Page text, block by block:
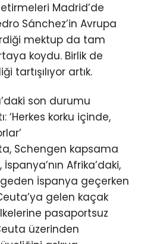
Madrid’de
Sánchez’in Avrupa
mektup da tam
koydu. Birlik de
tartışılıyor artık.
son durumu
‘Herkes korku içinde,
Schengen kapsama
İspanya’nın Afrika’daki,
İspanya geçerken
gelen kaçak
pasaportsuz
üzerinden